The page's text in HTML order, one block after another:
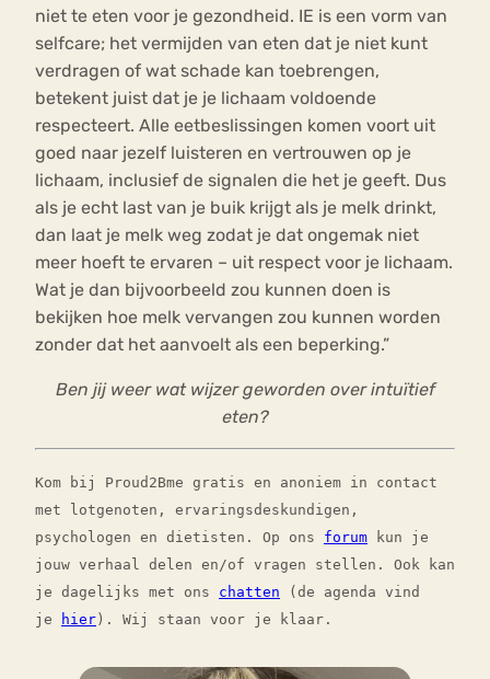
niet te eten voor je gezondheid. IE is een vorm van
selfcare; het vermijden van eten dat je niet kunt
verdragen of wat schade kan toebrengen,
betekent juist dat je je lichaam voldoende
respecteert. Alle eetbeslissingen komen voort uit
goed naar jezelf luisteren en vertrouwen op je
lichaam, inclusief de signalen die het je geeft. Dus
als je echt last van je buik krijgt als je melk drinkt,
dan laat je melk weg zodat je dat ongemak niet
meer hoeft te ervaren – uit respect voor je lichaam.
Wat je dan bijvoorbeeld zou kunnen doen is
bekijken hoe melk vervangen zou kunnen worden
zonder dat het aanvoelt als een beperking.”
Ben jij weer wat wijzer geworden over intuïtief
eten?
Kom bij Proud2Bme gratis en anoniem in contact
met lotgenoten, ervaringsdeskundigen,
psychologen en dietisten. Op ons forum kun je
jouw verhaal delen en/of vragen stellen. Ook kan
je dagelijks met ons chatten (de agenda vind
je
hier). Wij staan voor je klaar.